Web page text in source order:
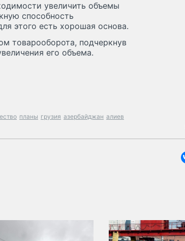
увеличить объемы
способность
этого есть хорошая основа.
товарооборота, подчеркнув
его объема.
планы грузия азербайджан алиев